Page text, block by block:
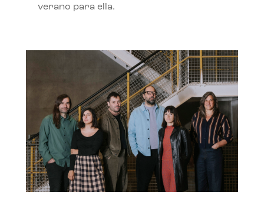
verano para ella.